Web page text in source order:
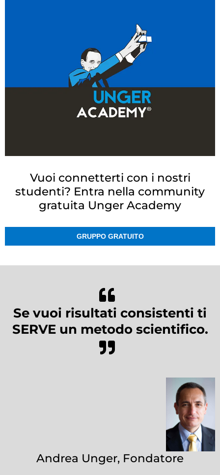
Vuoi connetterti con i nostri
studenti? Entra nella community
gratuita Unger Academy
GRUPPO GRATUITO
Se vuoi risultati consistenti ti
SERVE un metodo scientifico.
Andrea Unger, Fondatore